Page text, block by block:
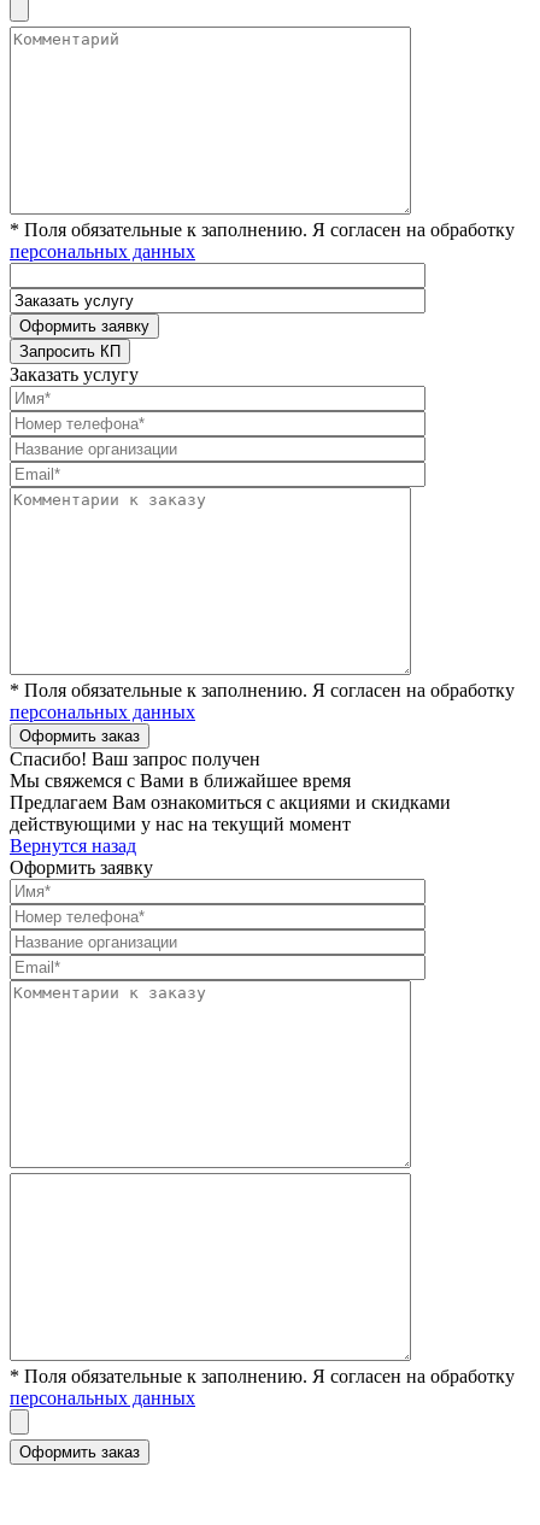
* Поля обязательные к заполнению. Я согласен на обработку
персональных данных
Заказать услугу
* Поля обязательные к заполнению. Я согласен на обработку
персональных данных
Спасибо! Ваш запрос получен
Мы свяжемся с Вами в ближайшее время
Предлагаем Вам ознакомиться с акциями и скидками
действующими у нас на текущий момент
Вернутся назад
Оформить заявку
* Поля обязательные к заполнению. Я согласен на обработку
персональных данных